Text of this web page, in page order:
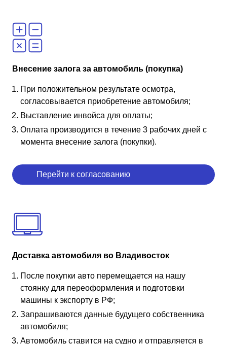
Внесение залога за автомобиль (покупка)
При положительном результате осмотра,
согласовывается приобретение автомобиля;
Выставление инвойса для оплаты;
Оплата производится в течение 3 рабочих дней с
момента внесение залога (покупки).
Перейти к согласованию
Доставка автомобиля во Владивосток
После покупки авто перемещается на нашу
стоянку для переоформления и подготовки
машины к экспорту в РФ;
Запрашиваются данные будущего собственника
автомобиля;
Автомобиль ставится на судно и отправляется в